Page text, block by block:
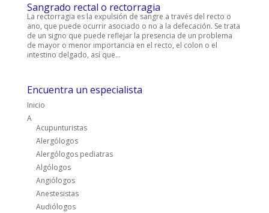
Sangrado rectal o rectorragia
La rectorragia es la expulsión de sangre a través del recto o
ano, que puede ocurrir asociado o no a la defecación. Se trata
de un signo que puede reflejar la presencia de un problema
de mayor o menor importancia en el recto, el colon o el
intestino delgado, así que...
Encuentra un especialista
Inicio
A
Acupunturistas
Alergólogos
Alergólogos pediatras
Algólogos
Angiólogos
Anestesistas
Audiólogos